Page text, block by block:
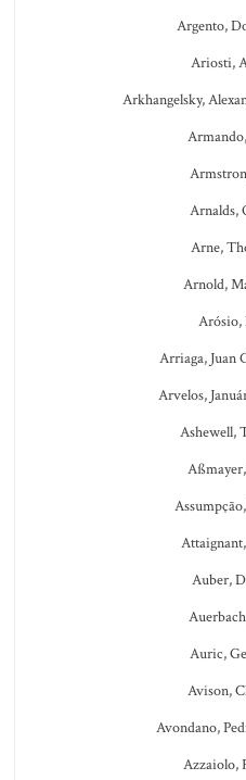
Argento,
Ariosti,
Arkhangelsky,
Arnalds,
Arne,
Arnold,
Arósio,
Arriaga, Juan
Arvelos,
Ashewell,
Auber,
Auric,
Avison,
Avondano,
Azzaiolo,